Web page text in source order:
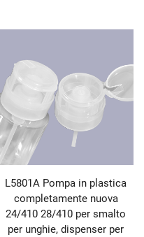
L5801A Pompa in plastica
completamente nuova
24/410 28/410 per smalto
per unghie, dispenser per